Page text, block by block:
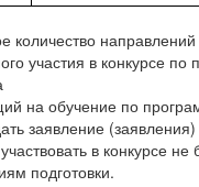
количество направлений
участия в конкурсе по
на обучение по
заявление
в конкурсе
подготовки.